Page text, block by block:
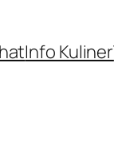
Info Kuliner